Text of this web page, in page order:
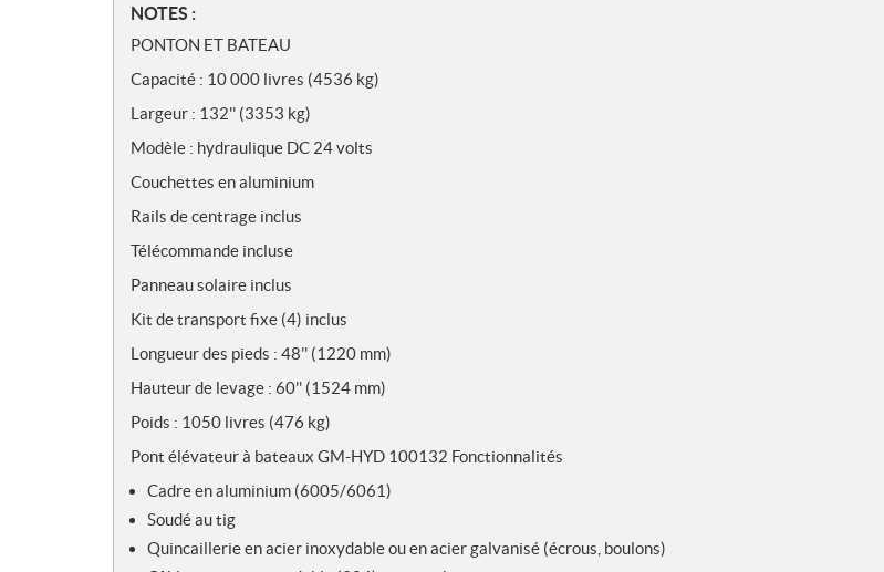
N
o
e
s
NOTES :
PONTON ET BATEAU
Capacité : 10 000 livres (4536 kg)
Largeur : 132'' (3353 kg)
Modèle : hydraulique DC 24 volts
Couchettes en aluminium
Rails de centrage inclus
Télécommande incluse
Panneau solaire inclus
Kit de transport fixe (4) inclus
Longueur des pieds : 48'' (1220 mm)
Hauteur de levage : 60'' (1524 mm)
Poids : 1050 livres (476 kg)
Pont élévateur à bateaux GM-HYD 100132 Fonctionnalités
Cadre en aluminium (6005/6061)
Soudé au tig
Quincaillerie en acier inoxydable ou en acier galvanisé (écrous, boulons)